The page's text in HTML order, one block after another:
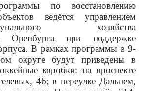
по восстановлению
ведётся управлением
хозяйства
Оренбурга при поддержке
В рамках программы в 9-
округе будут приведены в
коробки: на проспекте
46; в переулке Дальнем,